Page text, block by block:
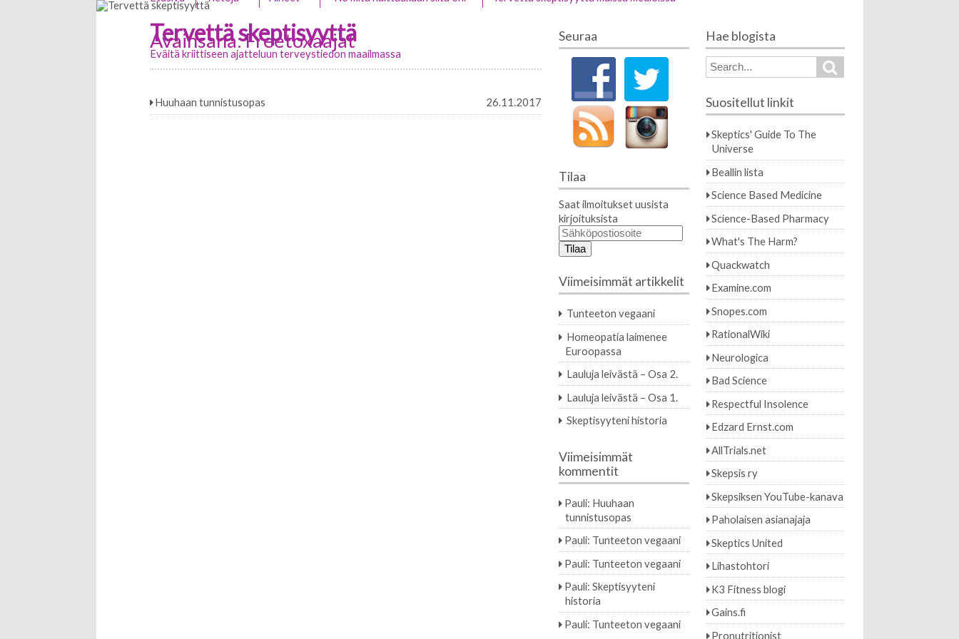
Tervettä skeptisyyttä
Eväitä kriittiseen ajatteluun terveystiedon maailmassa
Avainsana:Freetoxaajat
Huuhaan tunnistusopas 26.11.2017
Seuraa
Tilaa
Saat ilmoitukset uusista
kirjoituksista
Sähköpostiosoite
Viimeisimmät artikkelit
Tunteeton vegaani
Homeopatia laimenee
Euroopassa
Lauluja leivästä – Osa 2.
Lauluja leivästä – Osa 1.
Skeptisyyteni historia
Viimeisimmät
kommentit
Pauli: Huuhaan
tunnistusopas
Pauli: Tunteeton vegaani
Pauli: Tunteeton vegaani
Pauli: Skeptisyyteni
historia
Pauli: Tunteeton vegaani
Hae blogista
Search
for:
Suositellut linkit
Skeptics' Guide To The
Universe
Beallin lista
Science Based Medicine
Science-Based Pharmacy
What's The Harm?
Quackwatch
Examine.com
Snopes.com
RationalWiki
Neurologica
Bad Science
Respectful Insolence
Edzard Ernst.com
AllTrials.net
Skepsis ry
Skepsiksen YouTube-kanava
Paholaisen asianajaja
Skeptics United
Lihastohtori
K3 Fitness blogi
Gains.fi
Pronutritionist